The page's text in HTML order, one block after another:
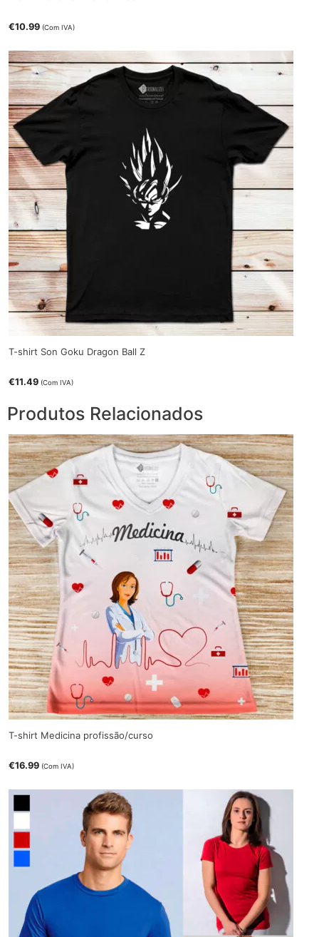
€10.99 (Com IVA)
T-shirt Son Goku Dragon Ball Z
€11.49 (Com IVA)
Produtos Relacionados
T-shirt Medicina profissão/curso
€16.99 (Com IVA)